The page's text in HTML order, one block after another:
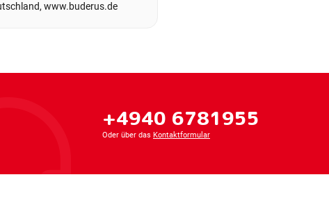
www.buderus.de
+4940 6781955
Oder über das Kontaktformular